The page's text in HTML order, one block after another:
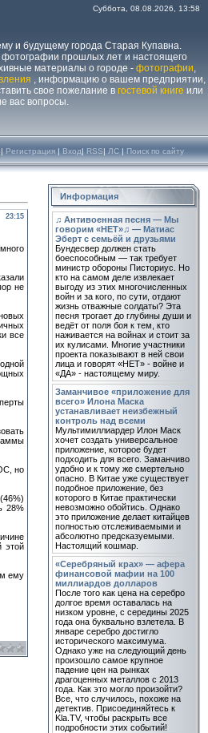
и будущему города Старая Купавна.
прошлых лет и настоящего
материалы о городе - фотографии,
, информацию о вашем предприятии,
свое пожелание в гостевой книге или
вас вопросы.
Суббота, 08.08.2026, 13:58
| Регистрация | Вход| RSS| ЛС | Поиск по сайту
23:15
не
все
но
28%
этой
ему
Информация
♫ Антивоенная песня — Мы
говорим «НЕТ»♫ — Матиас
Эберт с семьёй и друзьями
Бундесвер должен стать
боеспособным — так требует
министр обороны Писториус. Но
кто на самом деле извлекает
выгоду из этих многочисленных
войн и за кого, по сути, отдают
жизнь отважные солдаты? Эта
песня трогает до глубины души и
ведёт от поля боя к тем, кто
наживается на войнах и стоит за
их кулисами. Многие участники
проекта показывают в ней свои
лица и говорят «НЕТ» - войне и
«ДА» - настоящему миру.
Заманчивое «приложение для
всего» Илона Маска
устанавливает неизбежный
контроль над всеми
Мультимиллиардер Илон Маск
хочет создать универсальное
приложение, которое будет
подходить для всего. Заманчиво
удобно и к тому же смертельно
опасно. В Китае уже существует
подобное приложение, без
которого в Китае практически
невозможно обойтись. Однако
это приложение делает китайцев
полностью отслеживаемыми и
абсолютно предсказуемыми.
Настоящий кошмар.
«Серебряный крах» — афера
финансовой мафии на 100
миллиардов долларов
После того как цена на серебро
долгое время оставалась на
низком уровне, с середины 2025
года она буквально взлетела. В
январе серебро достигло
исторического максимума.
Однако уже на следующий день
произошло самое крупное
падение цен на рынках
драгоценных металлов с 2013
года. Как это могло произойти?
Все, что случилось, похоже на
детектив. Присоединяйтесь к
Kla.TV, чтобы раскрыть все
подробности этих событий!